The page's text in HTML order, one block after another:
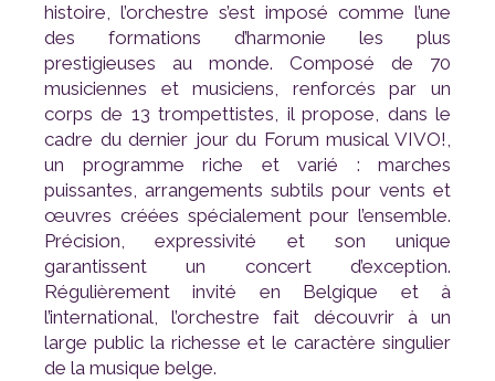
de la musique belge.